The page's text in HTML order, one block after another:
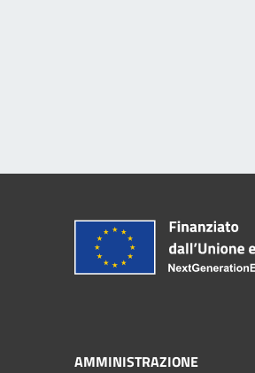
AMMINISTRAZIONE